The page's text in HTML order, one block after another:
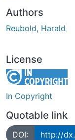
Authors
Reubold, Harald
License
In Copyright
Quotable link
DOI: http://